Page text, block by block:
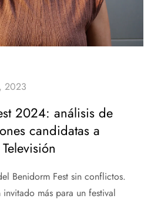
2024: análisis de
candidatas a
Benidorm Fest sin conflictos.
más para un festival